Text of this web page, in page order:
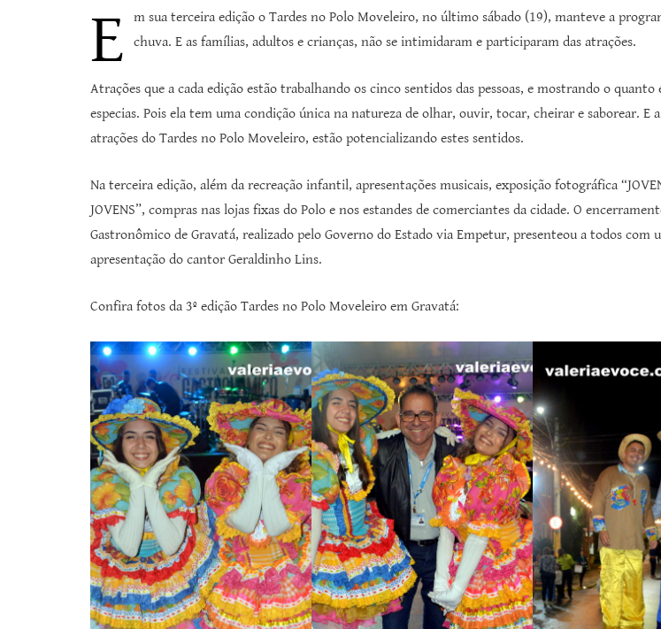
E
m sua terceira edição o Tardes no Polo Moveleiro, no último sábado (19), manteve a
chuva. E as famílias, adultos e crianças, não se intimidaram e participaram das atrações.
Atrações que a cada edição estão trabalhando os cinco sentidos das pessoas, e mostrando o quanto
especias. Pois ela tem uma condição única na natureza de olhar, ouvir, tocar, cheirar e saborear. E a
atrações do Tardes no Polo Moveleiro, estão potencializando estes sentidos.
Na terceira edição, além da recreação infantil, apresentações musicais, exposição fotográfica
JOVENS”, compras nas lojas fixas do Polo e nos estandes de comerciantes da cidade. O
Gastronômico de Gravatá, realizado pelo Governo do Estado via Empetur, presenteou a todos com
apresentação do cantor Geraldinho Lins.
Confira fotos da 3º edição Tardes no Polo Moveleiro em Gravatá: